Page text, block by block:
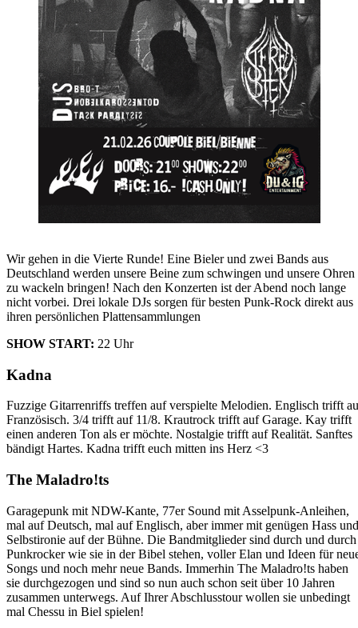
Wir gehen in die Vierte Runde! Eine Bieler und zwei Bands aus
Deutschland werden unsere Beine zum schwingen und unsere Ohren
zu wackeln bringen! Nach den Konzerten ist der Abend noch lange
nicht vorbei. Drei lokale DJs sorgen für besten Punk-Rock direkt aus
ihren persönlichen Plattensammlungen
SHOW START: 22 Uhr
Kadna
Fuzzige Gitarrenriffs treffen auf verspielte Melodien. Englisch trifft
Französisch. 3/4 trifft auf 11/8. Krautrock trifft auf Garage. Kay trifft
einen anderen Ton als er möchte. Nostalgie trifft auf Realität. Sanftes
bändigt Hartes. Kadna trifft euch mitten ins Herz <3
The Maladro!ts
Garagepunk mit NDW-Kante, 77er Sound mit Asselpunk-Anleihen,
mal auf Deutsch, mal auf Englisch, aber immer mit genügen Hass und
Selbstironie auf der Bühne. Die Bandmitglieder sind durch und durch
Punkrocker wie sie in der Bibel stehen, voller Elan und Ideen für
Songs und noch mehr neue Bands. Immerhin The Maladro!ts haben
sie durchgezogen und sind so nun auch schon seit über 10 Jahren
zusammen unterwegs. Auf Ihrer Abschlusstour wollen sie unbedingt
mal Chessu in Biel spielen!